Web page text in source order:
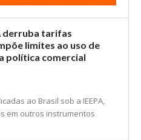
derruba tarifas
limites ao uso de
política comercial
ao Brasil sob a IEEPA,
em outros instrumentos